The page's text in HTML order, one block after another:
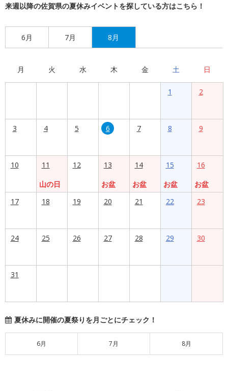
来週以降の佐賀県の夏休みイベントを探している方はこちら！
6月 7月 8月
月 火 水 木 金 土 日
1 2
3 4 5 6 7 8 9
10
11
山の日
12
13
お盆
14
お盆
15
お盆
16
お盆
17
18 19 20 21 22 23
24 25 26 27 28 29 30
31
夏休みに開催の夏祭りを月ごとにチェック！
6月 7月 8月